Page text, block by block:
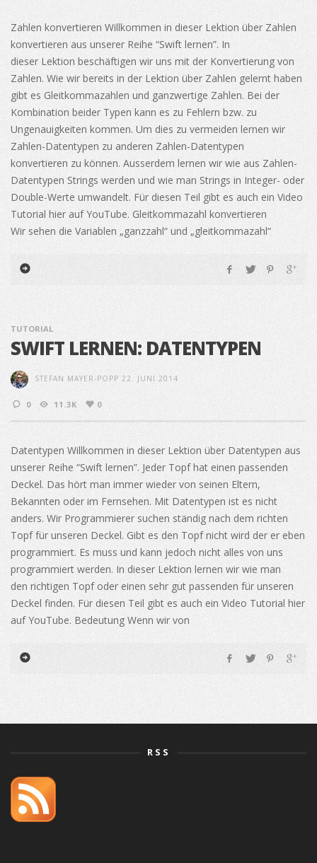
Zahlen konvertieren Willkommen in dieser Lektion über Zahlen
konvertieren aus unserer Reihe “Swift lernen”. In
dieser Lektion beschäftigen wir uns mit der Konvertierung von
Zahlen. Wie wir bereits in der Lektion über Zahlen gelernt haben
gibt es Gleitkommazahlen und ganzwertige Zahlen. Bei der
Kombination beider Typen kann es zu Fehlern bzw. zu
Ungenauigkeiten kommen. Um dies zu vermeiden lernen wir
Zahlen-Datentypen zu anderen Zahlen-Datentypen
konvertieren zu können. Ausserdem lernen wir wie aus Zahlen-
Datentypen Strings werden und wie man Strings in Integer- oder
Double-Werte umwandelt. Für diesen Teil gibt es auch ein Video
Tutorial hier auf YouTube. Gleitkommazahl konvertieren
Wir sehen die Variablen „ganzzahl“ und „gleitkommazahl“
TUTORIAL
SWIFT LERNEN: DATENTYPEN
STEFAN MAYER-POPP 22. JUNI 2014
0 11.3K 0
Datentypen Willkommen in dieser Lektion über Datentypen aus
unserer Reihe “Swift lernen”. Jeder Topf hat einen passenden
Deckel. Das hört man immer wieder von seinen Eltern,
Bekannten oder im Fernsehen. Mit Datentypen ist es nicht
anders. Wir Programmierer suchen ständig nach dem richten
Topf für unseren Deckel. Gibt es den Topf nicht wird der er eben
programmiert. Es muss und kann jedoch nicht alles von uns
programmiert werden. In dieser Lektion lernen wir wie man
den richtigen Topf oder einen sehr gut passenden für unseren
Deckel finden. Für diesen Teil gibt es auch ein Video Tutorial hier
auf YouTube. Bedeutung Wenn wir von
RSS